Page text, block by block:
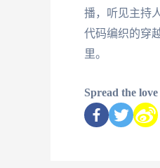
播，听见主持
代码编织的穿
里。
Spread the love